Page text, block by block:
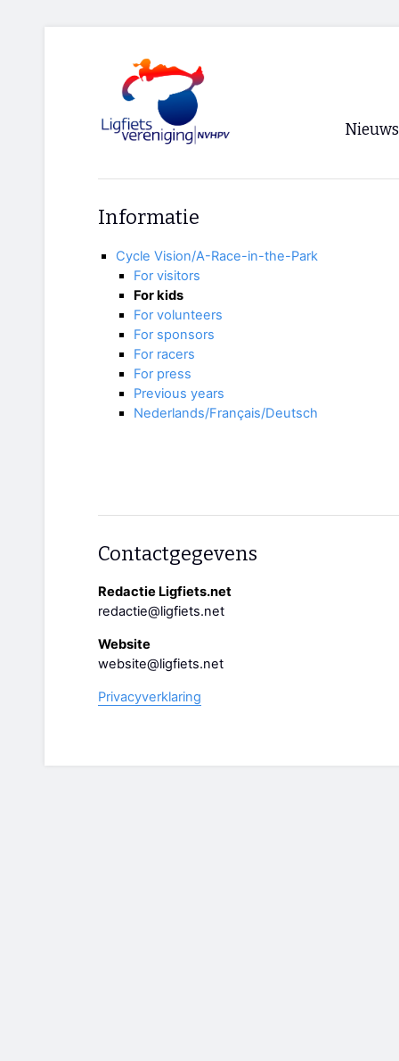
Nieuws
Informatie
Cycle Vision/A-Race-in-the-Park
For visitors
For kids
For volunteers
For sponsors
For racers
For press
Previous years
Nederlands/Français/Deutsch
Contactgegevens
Redactie Ligfiets.net
redactie@ligfiets.net
Website
website@ligfiets.net
Privacyverklaring